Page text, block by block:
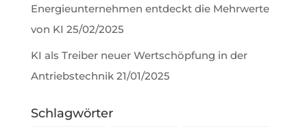
Energieunternehmen entdeckt die Mehrwerte
von KI 25/02/2025
KI als Treiber neuer Wertschöpfung in der
Antriebstechnik 21/01/2025
Schlagwörter